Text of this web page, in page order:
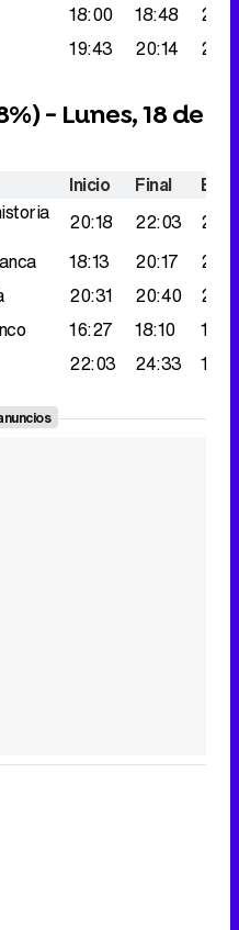
18:00 18:48
19:43 20:14
) - Lunes, 18 de
Inicio Final
20:18 22:03
18:13 20:17
20:31 20:40
16:27 18:10
22:03 24:33